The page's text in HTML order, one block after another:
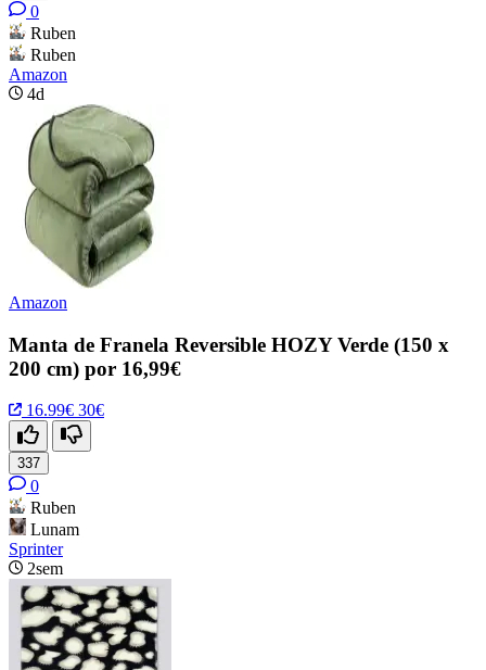
0
Ruben
Ruben
Amazon
4d
Amazon
Manta de Franela Reversible HOZY Verde (150 x
200 cm) por 16,99€
16.99€ 30€
337
0
Ruben
Lunam
Sprinter
2sem